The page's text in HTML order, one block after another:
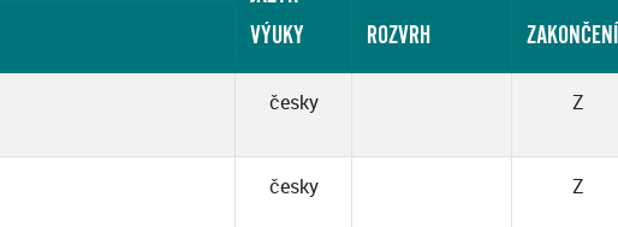
VÝUKY
ROZVRH ZAKONČENÍ
česky Z
česky Z